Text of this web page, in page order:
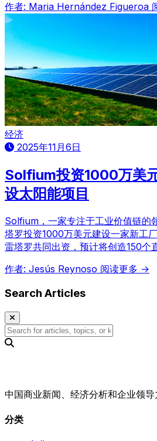
瓦容量，其中**99%以上为太阳能
已安装**298.63兆瓦**分布式发电
续性、可负担性和能源公平**。
作者: Maria Hernández Figueroa
经济
2025年11月6日
Solfium投资1000万美
设太阳能项目
Solfium，一家专注于工业价值链的
塔罗投资1000万美元建设一家新工
雷塔罗共同出资，预计将创造150个
地位。
作者: Jesús Reynoso 阅读更多 →
Search Articles
中国商业新闻、经济分析和企业领导
分类